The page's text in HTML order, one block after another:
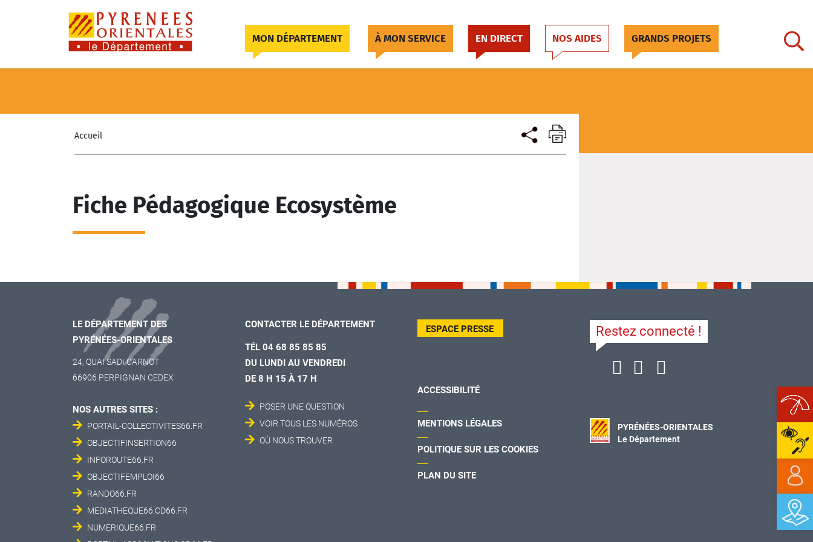
MON DÉPARTEMENT À MON SERVICE EN DIRECT NOS AIDES GRANDS PROJETS
Accueil
Fiche Pédagogique Ecosystème
LE DÉPARTEMENT DES
PYRÉNÉES-ORIENTALES
24, QUAI SADI CARNOT
66906 PERPIGNAN CEDEX
NOS AUTRES SITES :
PORTAIL-COLLECTIVITES66.FR
OBJECTIFINSERTION66
INFOROUTE66.FR
OBJECTIFEMPLOI66
RANDO66.FR
MEDIATHEQUE66.CD66.FR
NUMERIQUE66.FR
CONTACTER LE DÉPARTEMENT
TÉL 04 68 85 85 85
DU LUNDI AU VENDREDI
DE 8 H 15 À 17 H
POSER UNE QUESTION
VOIR TOUS LES NUMÉROS
OÙ NOUS TROUVER
ESPACE PRESSE
ACCESSIBILITÉ
MENTIONS LÉGALES
POLITIQUE SUR LES COOKIES
PLAN DU SITE
Restez connecté !
PYRÉNÉES-ORIENTALES
Le Département